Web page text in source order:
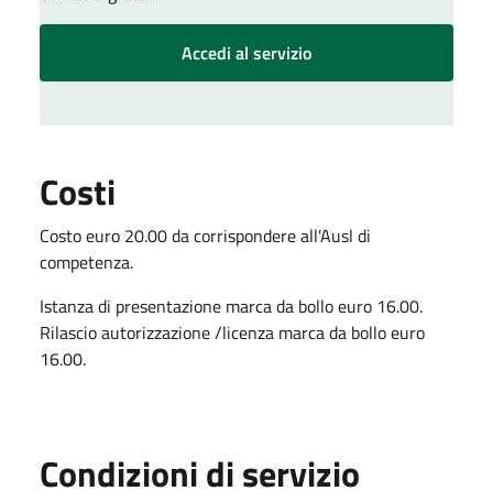
Accedi al servizio
Costi
Costo euro 20.00 da corrispondere all'Ausl di
competenza.
Istanza di presentazione marca da bollo euro 16.00.
Rilascio autorizzazione /licenza marca da bollo euro
16.00.
Condizioni di servizio